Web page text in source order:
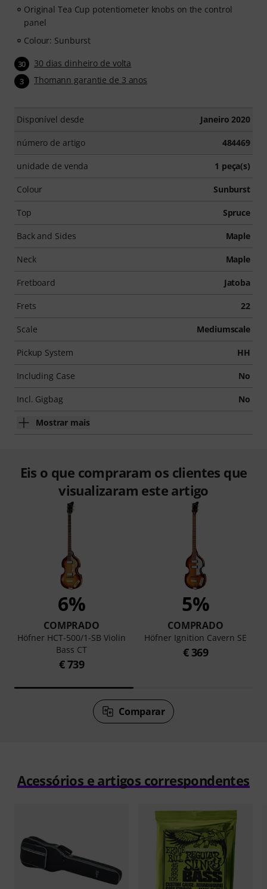
Original Tea Cup potentiometer knobs on the control
panel
Colour: Sunburst
30 30 dias dinheiro de volta
3 Thomann garantie de 3 anos
Disponível desde Janeiro 2020
número de artigo 484469
unidade de venda 1 peça(s)
Colour Sunburst
Top Spruce
Back and Sides Maple
Neck Maple
Fretboard Jatoba
Frets 22
Scale Mediumscale
Pickup System HH
Including Case No
Incl. Gigbag No
Mostrar mais
Eis o que compraram os clientes que
visualizaram este artigo
6%
COMPRADO
Höfner HCT-500/1-SB Violin
Bass CT
€ 739
5%
COMPRADO
Höfner Ignition Cavern SE
€ 369
Comparar
Acessórios e artigos correspondentes